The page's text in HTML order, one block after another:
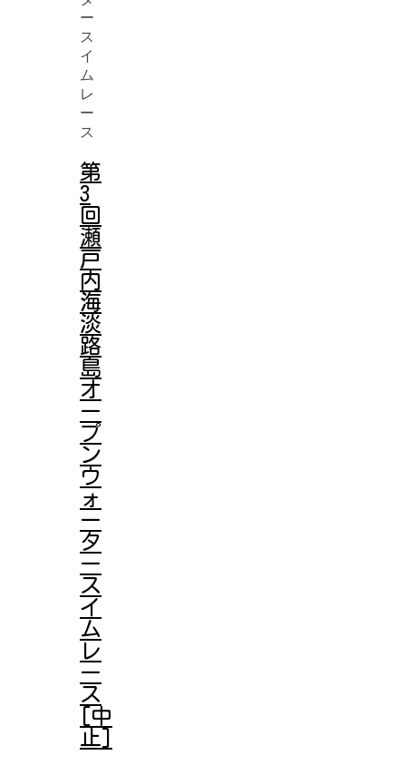
第
3
回
瀬
戸
内
海
淡
路
島
オ
ー
プ
ン
ウ
ォ
ー
タ
ー
ス
イ
ム
レ
ー
ス
[中
止]